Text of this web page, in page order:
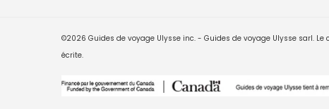
©2026 Guides de voyage Ulysse inc. - Guides de voyage Ulysse sarl.
écrite.